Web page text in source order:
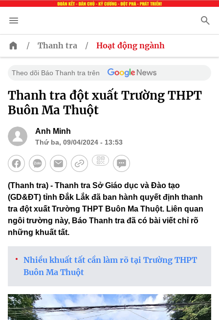
/ Thanh tra / Hoạt động ngành
Theo dõi Báo Thanh tra trên
Thanh tra đột xuất Trường THPT
Buôn Ma Thuột
Anh Minh
Thứ ba, 09/04/2024 - 13:53
(Thanh tra) - Thanh tra Sở Giáo dục và Đào tạo
(GD&ĐT) tỉnh Đắk Lắk đã ban hành quyết định thanh
tra đột xuất Trường THPT Buôn Ma Thuột. Liên quan
ngôi trường này, Báo Thanh tra đã có bài viết chỉ rõ
những khuất tất.
Nhiều khuất tất cần làm rõ tại Trường THPT
Buôn Ma Thuột